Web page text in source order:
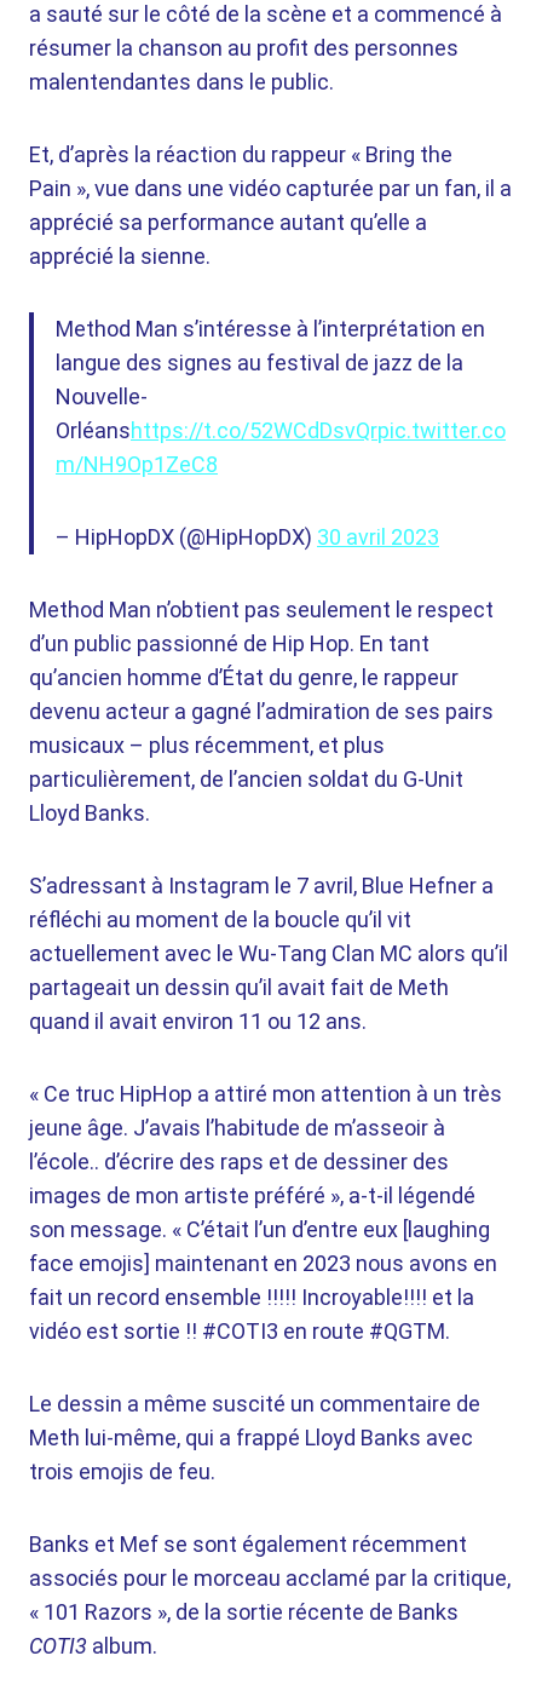
a sauté sur le côté de la scène et a commencé à
résumer la chanson au profit des personnes
malentendantes dans le public.
Et, d’après la réaction du rappeur « Bring the
Pain », vue dans une vidéo capturée par un fan, il a
apprécié sa performance autant qu’elle a
apprécié la sienne.
Method Man s’intéresse à l’interprétation en
langue des signes au festival de jazz de la
Nouvelle-
Orléanshttps://t.co/52WCdDsvQrpic.twitter.co
m/NH9Op1ZeC8
– HipHopDX (@HipHopDX) 30 avril 2023
Method Man n’obtient pas seulement le respect
d’un public passionné de Hip Hop. En tant
qu’ancien homme d’État du genre, le rappeur
devenu acteur a gagné l’admiration de ses pairs
musicaux – plus récemment, et plus
particulièrement, de l’ancien soldat du G-Unit
Lloyd Banks.
S’adressant à Instagram le 7 avril, Blue Hefner a
réfléchi au moment de la boucle qu’il vit
actuellement avec le Wu-Tang Clan MC alors qu’il
partageait un dessin qu’il avait fait de Meth
quand il avait environ 11 ou 12 ans.
« Ce truc HipHop a attiré mon attention à un très
jeune âge. J’avais l’habitude de m’asseoir à
l’école.. d’écrire des raps et de dessiner des
images de mon artiste préféré », a-t-il légendé
son message. « C’était l’un d’entre eux [laughing
face emojis] maintenant en 2023 nous avons en
fait un record ensemble !!!!! Incroyable!!!! et la
vidéo est sortie !! #COTI3 en route #QGTM.
Le dessin a même suscité un commentaire de
Meth lui-même, qui a frappé Lloyd Banks avec
trois emojis de feu.
Banks et Mef se sont également récemment
associés pour le morceau acclamé par la critique,
« 101 Razors », de la sortie récente de Banks
COTI3 album.